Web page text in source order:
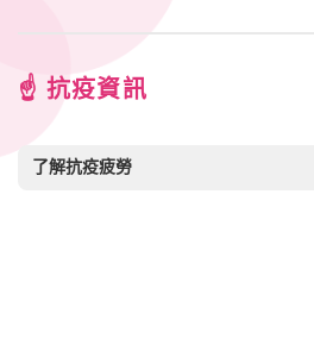
☝️ 抗疫資訊
了解抗疫疲勞